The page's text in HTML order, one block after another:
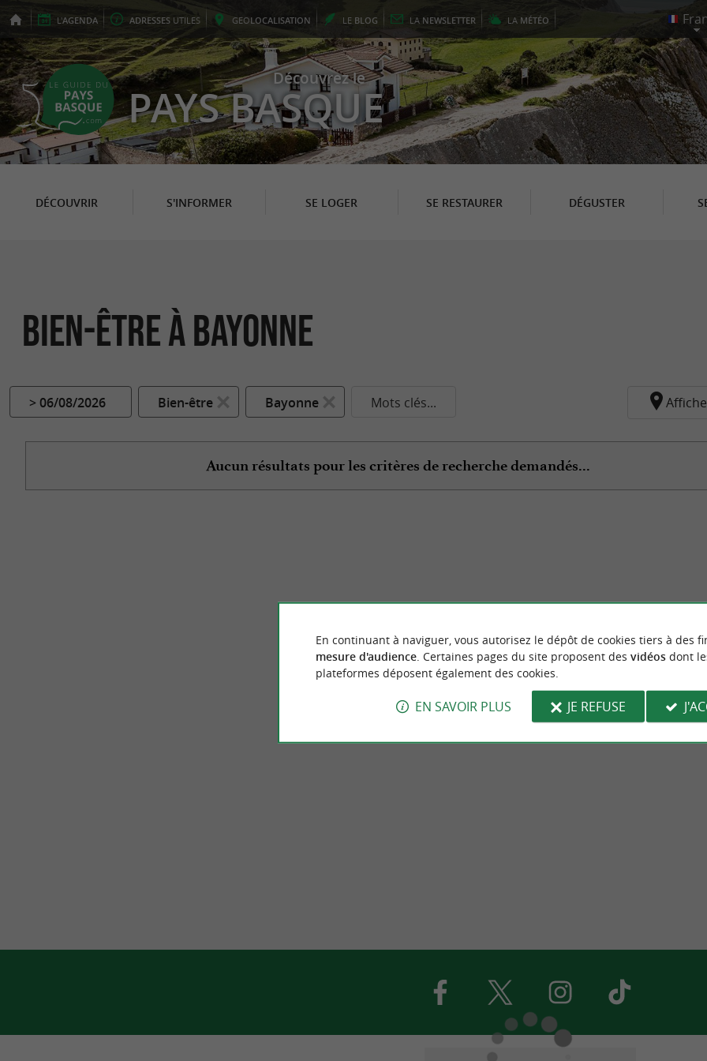
L'AGENDA ADRESSES UTILES GEOLOCALISATION LE BLOG LA NEWSLETTER LA MÉTÉO
Découvrez le
PAYS BASQUE
DÉCOUVRIR S'INFORMER SE LOGER SE RESTAURER DÉGUSTER
Bien-être à Bayonne
> 06/08/2026 Bien-être Bayonne Mots clés...
Aucun résultats pour les critères de recherche demandés...
En continuant à naviguer, vous autorisez le dépôt de cookies tiers à des
mesure d'audience. Certaines pages du site proposent des vidéosdont
plateformes déposent également des cookies.
EN SAVOIR PLUS JE REFUSE